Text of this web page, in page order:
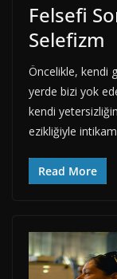
Felsefi
Selefizm
Öncelikle, kendi
yerde bizi yok
kendi
ezikliğiyle
Read More